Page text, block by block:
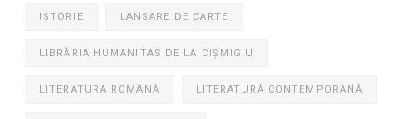
ISTORIE LANSARE DE CARTE
LIBRĂRIA HUMANITAS DE LA CIȘMIGIU
LITERATURA ROMÂNĂ LITERATURĂ CONTEMPORANĂ